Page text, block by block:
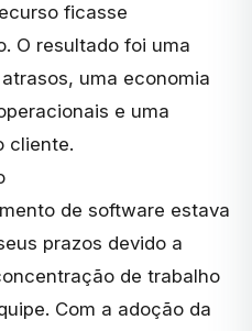
ficasse
O resultado foi uma
uma economia
e uma
cliente.
de software estava
prazos devido a
de trabalho
Com a adoção da